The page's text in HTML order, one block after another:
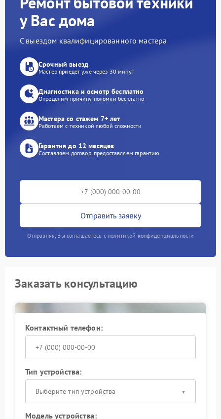
у Вас дома
С выездом квалифицированного мастера
Срочный выезд
Мастер приедет уже через 30 минут
Диагностика и осмотр бесплатно
Определим причину поломки бесплатно
Мастера со стажем 7+ лет
Работаем с техникой любой сложности
Гарантия до 12 месяцев
Составляем договор, предоставляем гарантию
Отправить заявку
Отправляя, Вы соглашаетесь с политикой конфиденциальности
Заказать консультацию
Контактный телефон:
Тип устройства:
Выберите тип устройства
Модель устройства: